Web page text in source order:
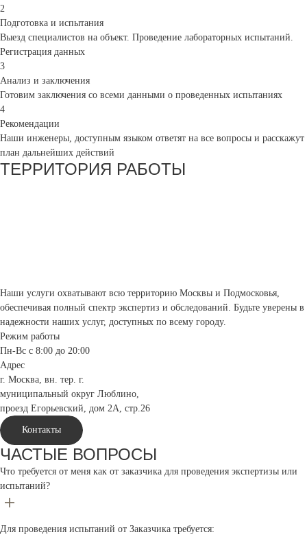
2
Подготовка и испытания
Выезд специалистов на объект. Проведение лабораторных испытаний.
Регистрация данных
3
Анализ и заключения
Готовим заключения со всеми данными о проведенных испытаниях
4
Рекомендации
Наши инженеры, доступным языком ответят на все вопросы и расскажут
план дальнейших действий
ТЕРРИТОРИЯ РАБОТЫ
Наши услуги охватывают всю территорию Москвы и Подмосковья,
обеспечивая полный спектр экспертиз и обследований. Будьте уверены в
надежности наших услуг, доступных по всему городу.
Режим работы
Пн-Вс с 8:00 до 20:00
Адрес
г. Москва, вн. тер. г.
муниципальный округ Люблино,
проезд Егорьевский, дом 2А, стр.26
Контакты
ЧАСТЫЕ ВОПРОСЫ
Что требуется от меня как от заказчика для проведения экспертизы или
испытаний?
Для проведения испытаний от Заказчика требуется: